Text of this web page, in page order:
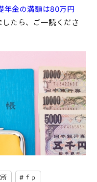
年金の満額は80万円
たら、ご一読くださ
ｆｐ